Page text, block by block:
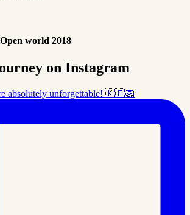
world 2018
on Instagram
absolutely unforgettable! 🇰🇪🦁